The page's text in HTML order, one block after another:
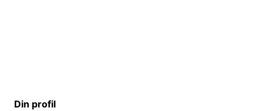
Din profil